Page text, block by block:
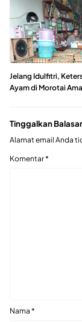
Jelang Idulfitri,
Ayam di Morotai
Tinggalkan
Alamat email Anda
Komentar*
Nama *